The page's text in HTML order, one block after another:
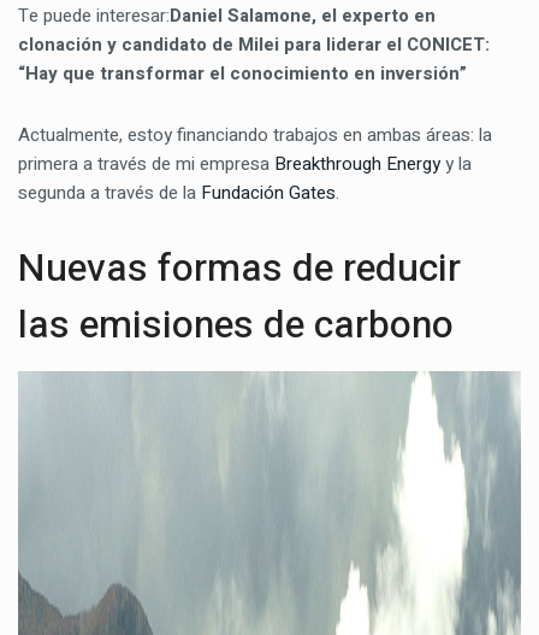
Te puede interesar:Daniel Salamone, el experto en
clonación y candidato de Milei para liderar el CONICET:
“Hay que transformar el conocimiento en inversión”
Actualmente, estoy financiando trabajos en ambas áreas: la
primera a través de mi empresa Breakthrough Energyy la
segunda a través de la Fundación Gates.
Nuevas formas de reducir
las emisiones de carbono